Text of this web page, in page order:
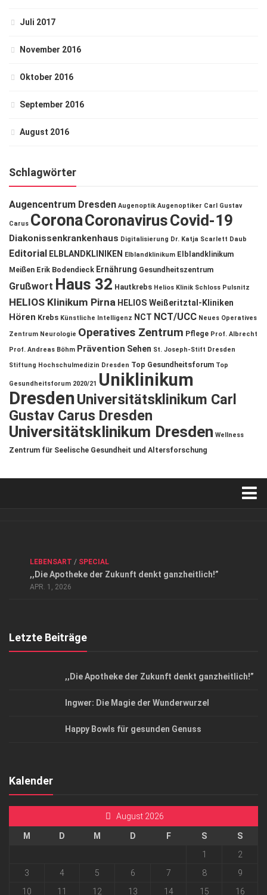
Juli 2017
November 2016
Oktober 2016
September 2016
August 2016
Schlagwörter
Augencentrum Dresden Augenoptik Augenoptiker Carl Gustav
Carus CoronaCoronavirusCovid-19
Diakonissenkrankenhaus Digitalisierung Dr. Katja Scarlett Daub
Editorial ELBLANDKLINIKEN Elblandklinikum Elblandklinikum
Meißen Erik Bodendieck Ernährung Gesundheitszentrum
Grußwort Haus 32 Hautkrebs Helios Klinik Schloss Pulsnitz
HELIOS Klinikum Pirna HELIOS Weißeritztal-Kliniken
Hören Krebs Künstliche Intelligenz NCT NCT/UCC Neues Operatives
Zentrum Neurologie Operatives Zentrum Pflege Prof. Albrecht
Prof. Andreas Böhm Prävention Sehen St. Joseph-Stift Dresden
Stiftung Hochschulmedizin Dresden Top Gesundheitsforum Top
Gesundheitsforum 2020/21 Uniklinikum
DresdenUniversitätsklinikum Carl
Gustav Carus Dresden
Universitätsklinikum Dresden Wellness
Zentrum für Seelische Gesundheit und Altersforschung
Datenschutzerklärung
Top Magazin Dresden / Ostsachsen
LEBENSART / SPECIAL
,,Die Apotheke der Zukunft denkt ganzheitlich!”
APR. 1, 2026
Letzte Beiträge
,,Die Apotheke der Zukunft denkt ganzheitlich!”
Ingwer: Die Magie der Wunderwurzel
Happy Bowls für gesunden Genuss
Kalender
August 2026
M D M D F S
S
1
2
3
4 5 6 7 8
9
10
11 12 13 14 15 16